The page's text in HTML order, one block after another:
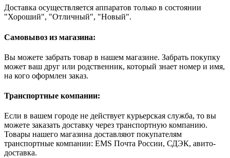
Доставка осуществляется аппаратов только в состоянии
"Хороший", "Отличный", "Новый".
Самовывоз из магазина:
Вы можете забрать товар в нашем магазине. Забрать покупку
может ваш друг или родственник, который знает номер и имя,
на кого оформлен заказ.
Транспортные компании:
Если в вашем городе не действует курьерская служба, то вы
можете заказать доставку через транспортную компанию.
Товары нашего магазина доставляют покупателям
транспортные компании: EMS Почта России, СДЭК, авито-
доставка.